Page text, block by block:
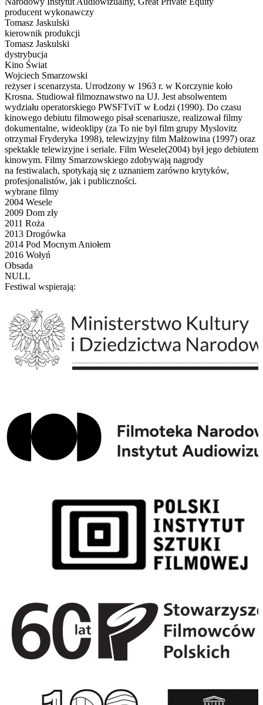
producent wykonawczy
Tomasz Jaskulski
kierownik produkcji
Tomasz Jaskulski
dystrybucja
Kino Świat
Wojciech Smarzowski
reżyser i scenarzysta. Urrodzony w 1963 r. w Korczynie koło
Krosna. Studiował filmoznawstwo na UJ. Jest absolwentem
wydziału operatorskiego PWSFTviT w Łodzi (1990). Do czasu
kinowego debiutu filmowego pisał scenariusze, realizował filmy
dokumentalne, wideoklipy (za To nie był film grupy Myslovitz
otrzymał Fryderyka 1998), telewizyjny film Małżowina (1997) oraz
spektakle telewizyjne i seriale. Film Wesele(2004) był jego debiutem
kinowym. Filmy Smarzowskiego zdobywają nagrody
na festiwalach, spotykają się z uznaniem zarówno krytyków,
profesjonalistów, jak i publiczności.
wybrane filmy
2004 Wesele
2009 Dom zły
2011 Roża
2013 Drogówka
2014 Pod Mocnym Aniołem
2016 Wołyń
Obsada
NULL
Festiwal wspierają: